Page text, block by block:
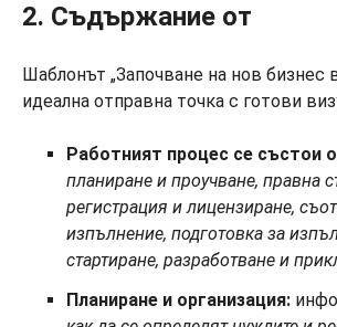
2. Съдържание от
Шаблонът „Започване на нов бизнес
идеална отправна точка с готови
Работният процес се състои
планиране и проучване, правна
регистрация и лицензиране,
изпълнение, подготовка за
стартиране, разработване и
Планиране и организация: